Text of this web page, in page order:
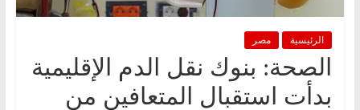
الرئيسية مصر
الصحة: بنوك نقل الدم الإقليمية
بدأت استقبال المتعافين من